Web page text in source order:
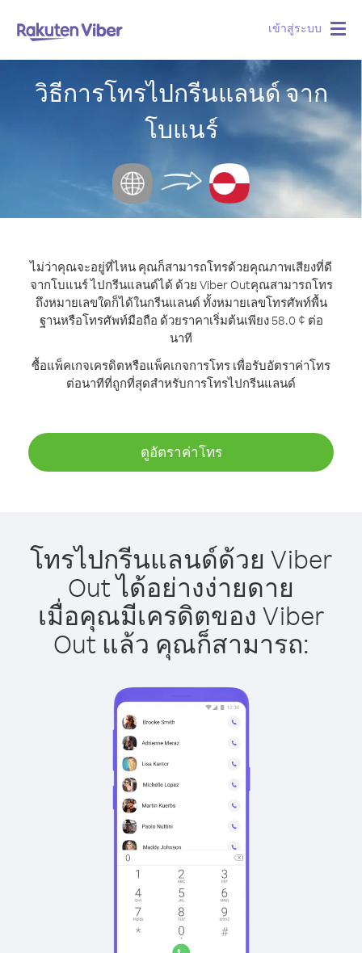
เข้าสู่ระบบ
วิธีการโทรไปกรีนแลนด์ จาก
โบแนร์
ไม่ว่าคุณจะอยู่ที่ไหน คุณก็สามารถโทรด้วยคุณภาพเสียงที่ดี
จากโบแนร์ ไปกรีนแลนด์ได้ ด้วย Viber Outคุณสามารถโทร
ถึงหมายเลขใดก็ได้ในกรีนแลนด์ ทั้งหมายเลขโทรศัพท์พื้น
ฐานหรือโทรศัพท์มือถือ ด้วยราคาเริ่มต้นเพียง 58.0 ¢ ต่อ
นาที
ซื้อแพ็คเกจเครดิตหรือแพ็คเกจการโทร เพื่อรับอัตราค่าโทร
ต่อนาทีที่ถูกที่สุดสำหรับการโทรไปกรีนแลนด์
ดูอัตราค่าโทร
โทรไปกรีนแลนด์ด้วย Viber
Out ได้อย่างง่ายดาย
เมื่อคุณมีเครดิตของ Viber
Out แล้ว คุณก็สามารถ: